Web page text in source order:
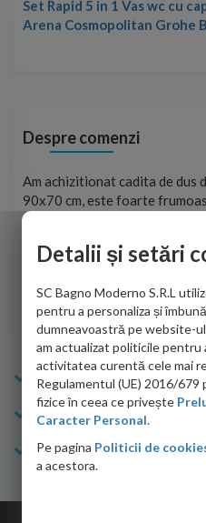
Set Rapid 5 in 1 Vas wc cu
Arena Cosmopolitan Grohe
Despre comenzi
Am achizitionat cadita de dus
90x70 cm, este foarte
de personalul firmei dvs. cu
adus coletul in
Sofrone Viviana -28.07.2026
Info Bagno
Cumparaturi
Suport clienti
Detalii și setări
SC Bagno Moderno S.R.L
pentru a personaliza și
dumneavoastră pe website-
am actualizat politicile pentru
activitatea curentă cele mai
Regulamentul (UE) 2016/
fizice în ceea ce privește
Caracter Personal.
Pe pagina Politicii de
a acestora.